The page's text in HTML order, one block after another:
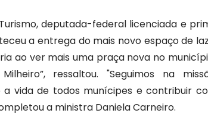
deputada-federal licenciada e
a entrega do mais novo espaço de
ao ver mais uma praça nova no
ressaltou. "Seguimos na
a vida de todos munícipes e contribuir
a ministra Daniela Carneiro.